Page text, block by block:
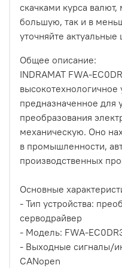
скачками курса валют,
большую, так и в
уточняйте
Общее описание:
INDRAMAT FWA-
высокотехнологичное
предназначенное для
преобразования
механическую. Оно
в промышленности,
производственных
Основные
- Тип устройства:
серводрайвер
- Модель: FWA-
- Выходные сигналы/
CANopen